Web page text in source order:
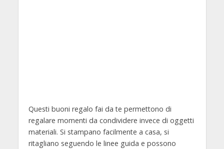
Questi buoni regalo fai da te permettono di
regalare momenti da condividere invece di oggetti
materiali. Si stampano facilmente a casa, si
ritagliano seguendo le linee guida e possono